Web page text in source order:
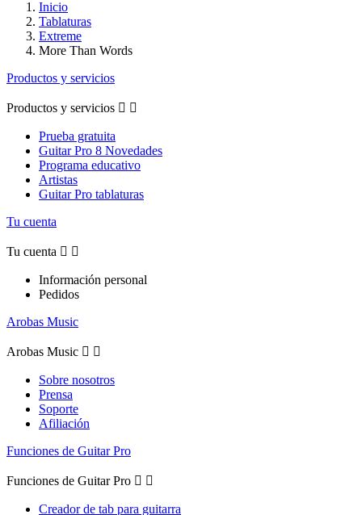
Inicio
Tablaturas
Extreme
More Than Words
Productos y servicios
Productos y servicios  
Prueba gratuita
Guitar Pro 8 Novedades
Programa educativo
Artistas
Guitar Pro tablaturas
Tu cuenta
Tu cuenta  
Información personal
Pedidos
Arobas Music
Arobas Music  
Sobre nosotros
Prensa
Soporte
Afiliación
Funciones de Guitar Pro
Funciones de Guitar Pro  
Creador de tab para guitarra